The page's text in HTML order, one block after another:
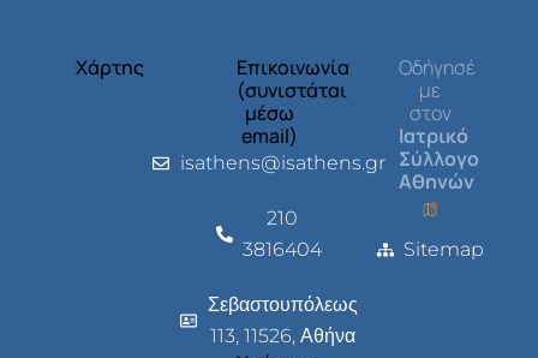
Χάρτης
Επικοινωνία
(συνιστάται
μέσω
email)
isathens@isathens.gr
210
3816404
Σεβαστουπόλεως
113, 11526, Αθήνα
Οδήγησέ
με
στον
Ιατρικό
Σύλλογο
Αθηνών
Sitemap